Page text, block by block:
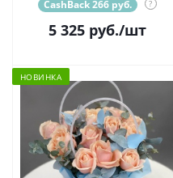
CashBack 266 руб. ?
5 325руб./шт
НОВИНКА